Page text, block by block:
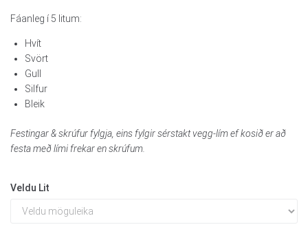
Fáanleg í 5 litum:
Hvít
Svört
Gull
Silfur
Bleik
Festingar & skrúfur fylgja, eins fylgir sérstakt vegg-lím ef kosið er að
festa með lími frekar en skrúfum.
Veldu Lit